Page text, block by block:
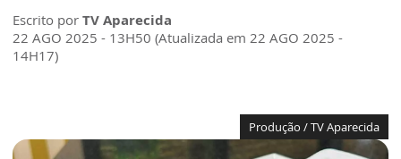
Escrito por TV Aparecida
22 AGO 2025 - 13H50 (Atualizada em 22 AGO 2025 -
14H17)
Produção / TV Aparecida